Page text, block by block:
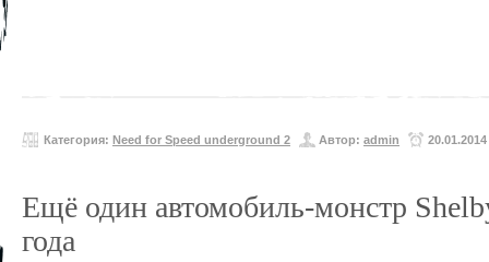
Категория: Need for Speed underground 2 Автор: admin 20.01.2014
Ещё один автомобиль-монстр
года